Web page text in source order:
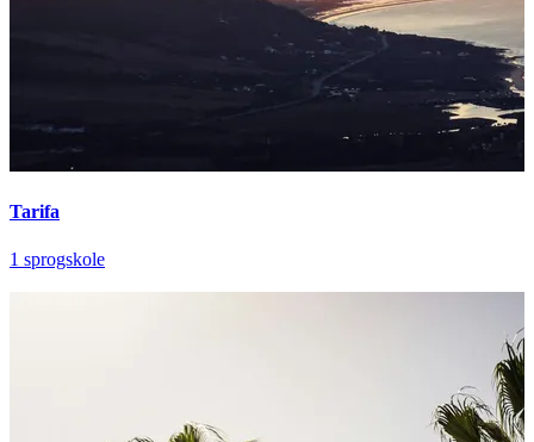
Tarifa
1 sprogskole